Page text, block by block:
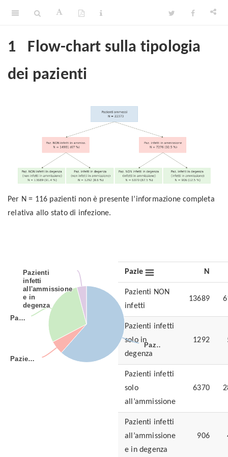
(N = 2002)
1
Flow-chart sulla tipologia
dei pazienti
Per N = 116 pazienti non è presente l’informazione completa
relativa allo stato di infezione.
Paz…
Paz…
Pazie…
Pazie…
Pa…
Pa…
Pazienti
infetti
all'ammissione
e in
degenza
Pazienti
infetti
all'ammissione
e in
degenza
Pazienti N
Pazienti NON
infetti
13689
Pazienti infetti
solo in
degenza
1292
Pazienti infetti
solo
all’ammissione
6370
Pazienti infetti
all’ammissione
e in degenza
906